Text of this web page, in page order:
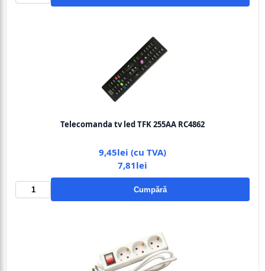
Telecomanda tv led TFK 255AA RC4862
9,45lei (cu TVA)
7,81lei
Cumpără